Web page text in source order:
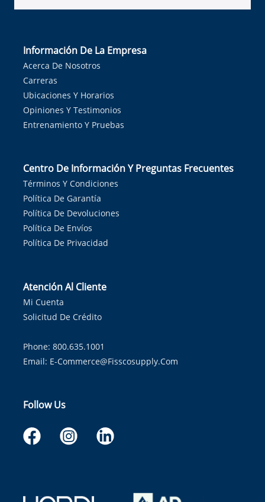
Información De La Empresa
Acerca De Nosotros
Carreras
Ubicaciones Y Horarios
Opiniones Y Testimonios
Entrenamiento Y Pruebas
Centro De Información Y Preguntas Frecuentes
Términos Y Condiciones
Política De Garantía
Política De Devoluciones
Política De Envíos
Política De Privacidad
Atención Al Cliente
Mi Cuenta
Solicitud De Crédito
Phone: 800.635.1001
Email: E-Commerce@fisscosupply.com
Follow Us